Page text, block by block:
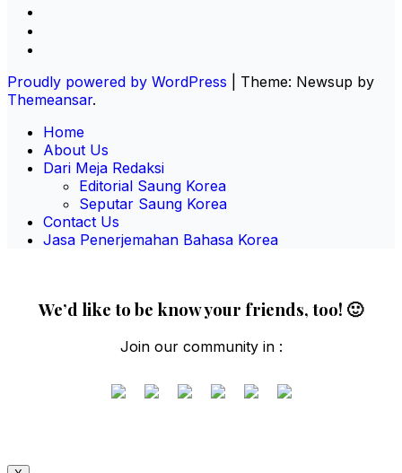
Proudly powered by WordPress
Theme: Newsup by
Themeansar.
Home
About Us
Dari Meja Redaksi
Editorial Saung Korea
Seputar Saung Korea
Contact Us
Jasa Penerjemahan Bahasa Korea
We’d like to be know your friends, too! 🙂
Join our community in :